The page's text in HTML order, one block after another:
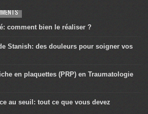
comment bien le réaliser ?
Stanish: des douleurs pour soigner vos
en plaquettes (PRP) en Traumatologie
au seuil: tout ce que vous devez